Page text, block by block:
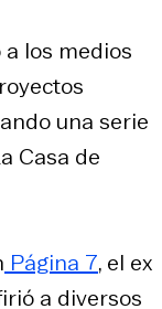
los medios
una serie
Casa de
Página 7, el ex
a diversos